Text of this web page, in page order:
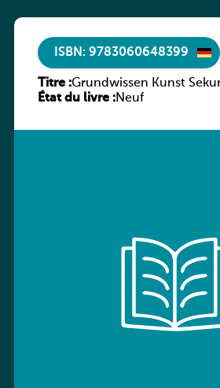
ISBN: 9783060648399
Titre :Grundwissen Kunst
État du livre :Neuf